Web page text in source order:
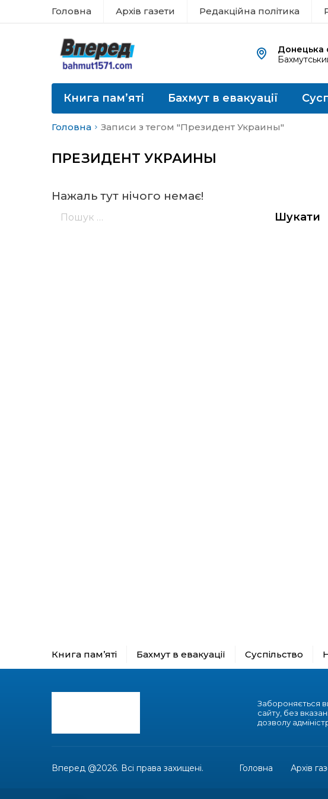
Головна Архів газети Редакційна політика
Донецька
Книга пам’яті Бахмут в евакуації
Головна Записи з тегом "Президент Украины"
ПРЕЗИДЕНТ УКРАИНЫ
Нажаль тут нічого немає!
Книга пам’яті Бахмут в евакуації Суспільство
Забороняється
сайту, без
дозволу
Вперед @2026. Всі права захищені. Головна Архів